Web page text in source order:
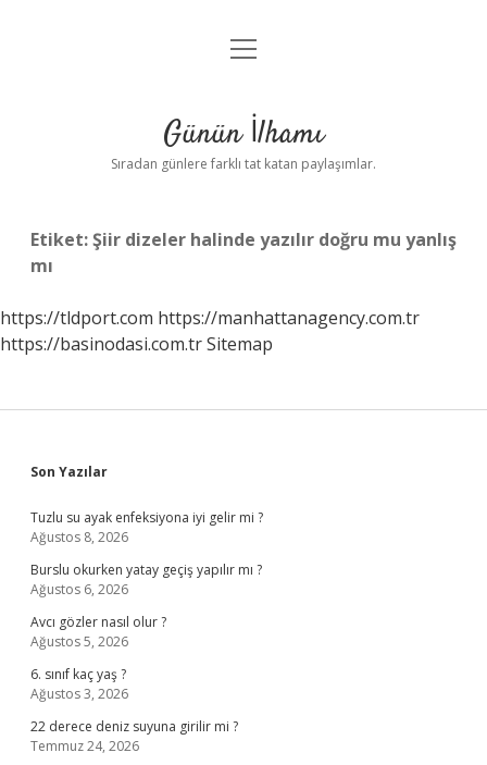
Anasayfa
Yasal Uyarı
menüyü
Günün İlhamı
Sıradan günlere farklı tat katan paylaşımlar.
Etiket:Şiir dizeler halinde yazılır doğru mu yanlış
mı
https://tldport.com https://manhattanagency.com.tr
https://basinodasi.com.trSitemap
Sidebar
Son Yazılar
Tuzlu su ayak enfeksiyona iyi gelir mi ?
Ağustos 8, 2026
Burslu okurken yatay geçiş yapılır mı ?
Ağustos 6, 2026
Avcı gözler nasıl olur ?
Ağustos 5, 2026
6. sınıf kaç yaş ?
Ağustos 3, 2026
22 derece deniz suyuna girilir mi ?
Temmuz 24, 2026